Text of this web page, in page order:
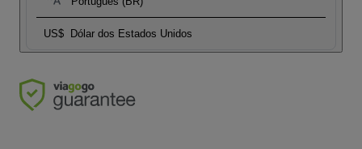
US$ Dólar dos Estados Unidos